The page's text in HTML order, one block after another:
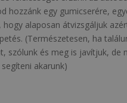
hozzánk egy gumicserére,
hogy alaposan átvizsgáljuk
(Természetesen, ha
szólunk és meg is javítjuk, de
akarunk)